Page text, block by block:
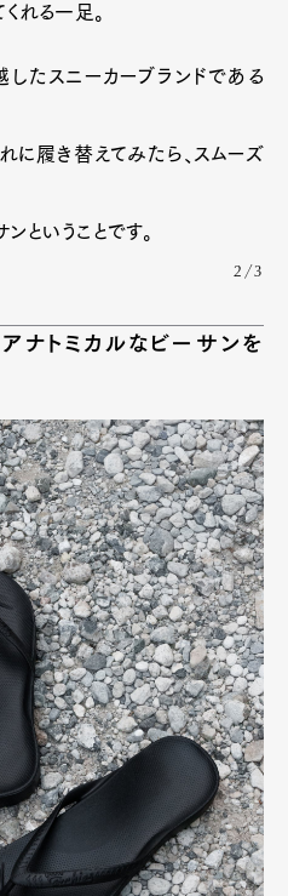
Fashion
GourmetCars
Lifestyle
れる一足。
たスニーカーブランドである
に履き替えてみたら、スムーズ
ということです。
2/3
ナトミカルなビーサンを